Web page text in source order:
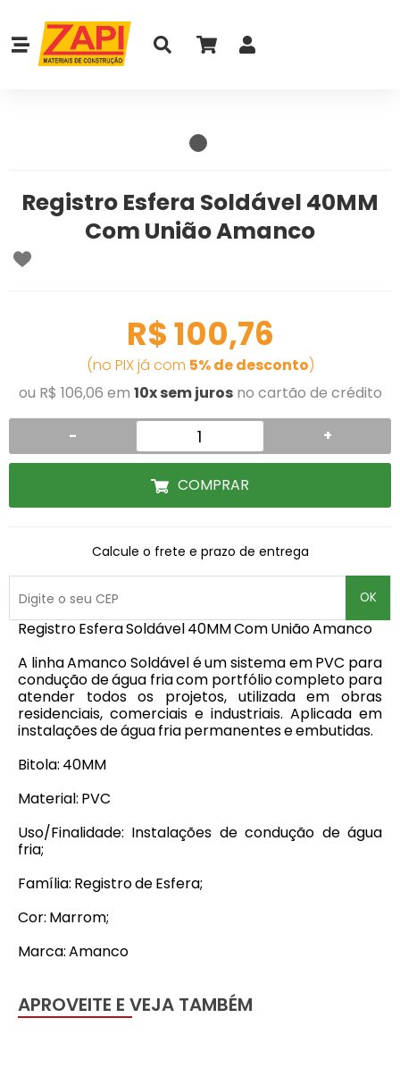
Registro Esfera Soldável 40MM
Com União Amanco
R$ 100,76
(no PIX já com 5% de desconto)
ou R$ 106,06 em 10x sem jurosno cartão de crédito
- +
COMPRAR
Calcule o frete e prazo de entrega
OK
Registro Esfera Soldável 40MM Com União Amanco
A linha Amanco Soldável é um sistema em PVC para
condução de água fria com portfólio completo para
atender todos os projetos, utilizada em obras
residenciais, comerciais e industriais. Aplicada em
instalações de água fria permanentes e embutidas.
Bitola: 40MM
Material: PVC
Uso/Finalidade: Instalações de condução de água
fria;
Família: Registro de Esfera;
Cor: Marrom;
Marca: Amanco
APROVEITE E VEJA TAMBÉM